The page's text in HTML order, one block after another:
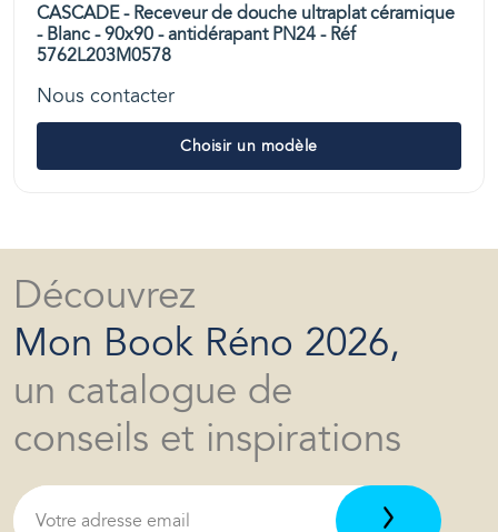
CASCADE - Receveur de douche ultraplat céramique
- Blanc - 90x90 - antidérapant PN24 - Réf
5762L203M0578
Nous contacter
Choisir un modèle
Découvrez
Mon Book Réno 2026,
un catalogue de
conseils et inspirations